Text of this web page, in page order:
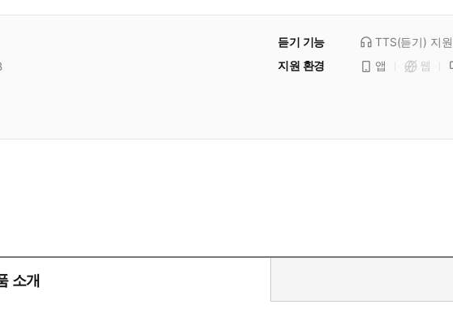
듣기 기능 TTS(듣기) 지원
지원 환경 앱 웹
소개